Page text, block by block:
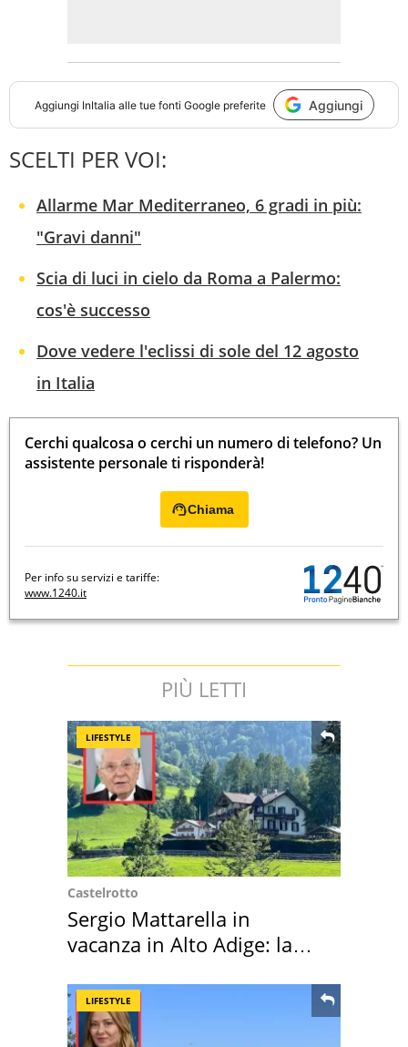
Aggiungi InItalia alle tue fonti Google preferite Aggiungi
SCELTI PER VOI:
Allarme Mar Mediterraneo, 6 gradi in più:
"Gravi danni"
Scia di luci in cielo da Roma a Palermo:
cos'è successo
Dove vedere l'eclissi di sole del 12 agosto
in Italia
Cerchi qualcosa o cerchi un numero di telefono? Un
assistente personale ti risponderà!
Chiama
Per info su servizi e tariffe:
www.1240.it
PIÙ LETTI
LIFESTYLE
Castelrotto
Sergio Mattarella in
vacanza in Alto Adige: la
LIFESTYLE